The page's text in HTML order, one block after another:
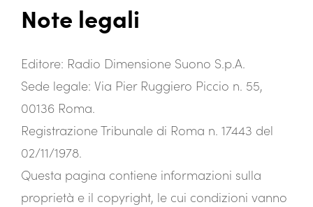
Note legali
Editore: Radio Dimensione Suono S.p.A.
Sede legale: Via Pier Ruggiero Piccio n. 55,
00136 Roma.
Registrazione Tribunale di Roma n. 17443 del
02/11/1978.
Questa pagina contiene informazioni sulla
proprietà e il copyright, le cui condizioni vanno